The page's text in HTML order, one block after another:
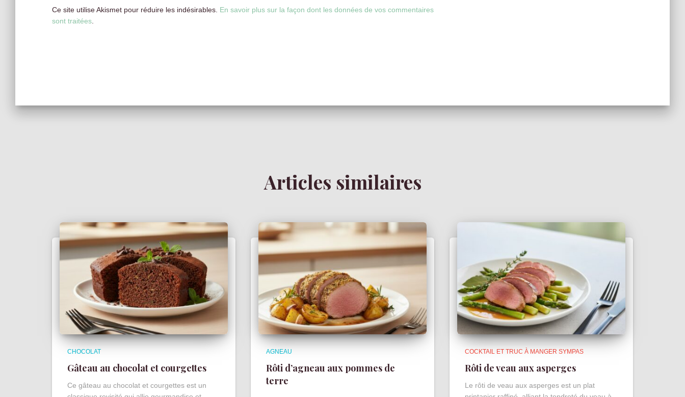
Ce site utilise Akismet pour réduire les indésirables. En savoir plus sur la façon dont les données de vos commentaires
sont traitées
Articles similaires
CHOCOLAT
Gâteau au chocolat et courgettes
Ce gâteau au chocolat et courgettes est un
AGNEAU
Rôti d’agneau aux pommes de
terre
COCKTAIL ET TRUC À MANGER SYMPAS
Rôti de veau aux asperges
Le rôti de veau aux asperges est un plat